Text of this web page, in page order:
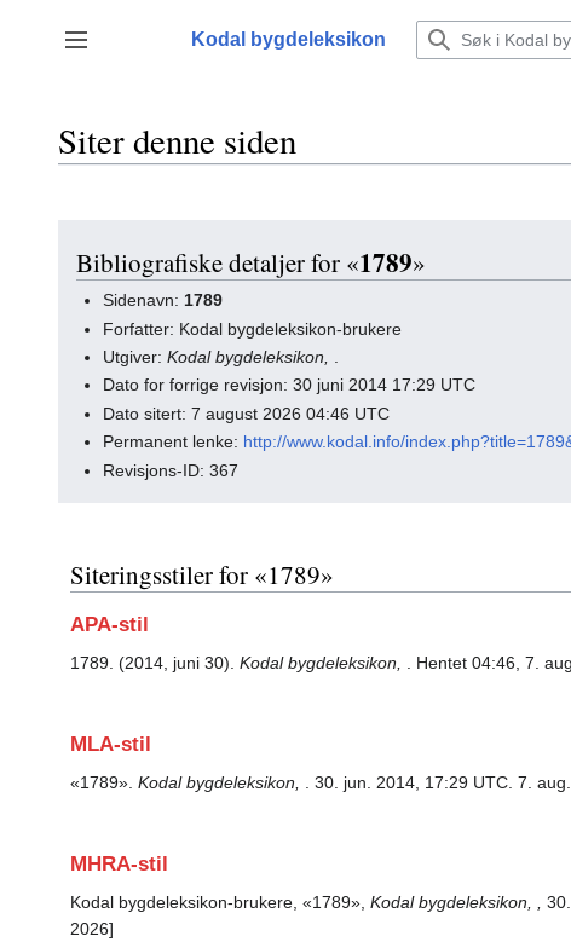
innhold
Vis/skjul sidefelt
Kodal bygdeleksikon
Siter denne siden
Bibliografiske detaljer for «1789»
Sidenavn:1789
Forfatter: Kodal bygdeleksikon-brukere
Utgiver:Kodal bygdeleksikon,
Dato for forrige revisjon: 30 juni 2014 17:29 UTC
Dato sitert: 7 august 2026 04:46 UTC
Permanent lenke: http://www.kodal.info/
Revisjons-ID: 367
Siteringsstiler for «1789»
APA-stil
1789. (2014, juni 30). Kodal bygdeleksikon, . Hentet 04:46, 7.
MLA-stil
«1789». Kodal bygdeleksikon, . 30. jun. 2014, 17:29 UTC. 7.
MHRA-stil
Kodal bygdeleksikon-brukere, «1789», Kodal bygdeleksikon, ,
2026]